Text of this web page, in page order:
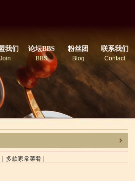
我们
Join
论坛BBS
BBS
粉丝团
Blog
联系我们
Contact
多款家常菜肴